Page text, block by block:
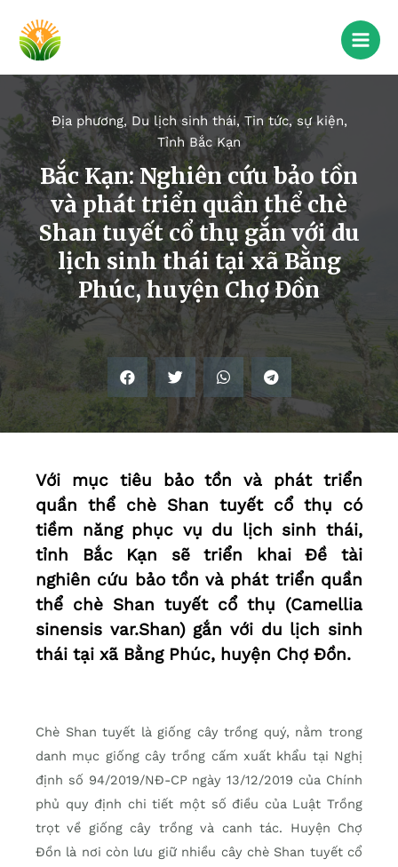
Địa phương, Du lịch sinh thái,Tin tức, sự kiện,
Tỉnh Bắc Kạn
Bắc Kạn: Nghiên cứu bảo tồn
và phát triển quần thể chè
Shan tuyết cổ thụ gắn với du
lịch sinh thái tại xã Bằng
Phúc, huyện Chợ Đồn
Với mục tiêu bảo tồn và phát triển
quần thể chè Shan tuyết cổ thụ có
tiềm năng phục vụ du lịch sinh thái,
tỉnh Bắc Kạn sẽ triển khai Đề tài
nghiên cứu bảo tồn và phát triển quần
thể chè Shan tuyết cổ thụ (Camellia
sinensis var.Shan) gắn với du lịch sinh
thái tại xã Bằng Phúc, huyện Chợ Đồn.
Chè Shan tuyết là giống cây trồng quý, nằm trong
danh mục giống cây trồng cấm xuất khẩu tại Nghị
định số 94/2019/NĐ-CP ngày 13/12/2019 của Chính
phủ quy định chi tiết một số điều của Luật Trồng
trọt về giống cây trồng và canh tác. Huyện Chợ
Đồn là nơi còn lưu giữ nhiều cây chè Shan tuyết cổ